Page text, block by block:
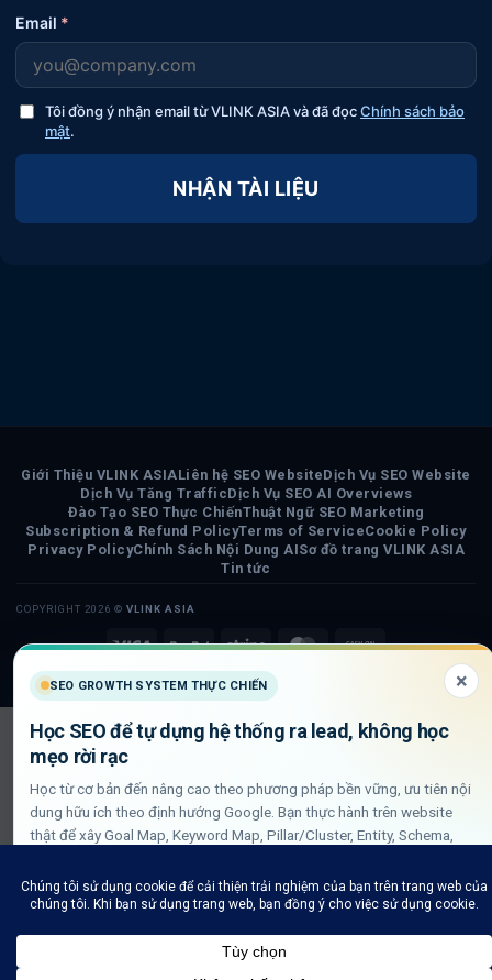
Email *
Tôi đồng ý nhận email từ VLINK ASIA và đã đọcChính sách bảo
mật.
NHẬN TÀI LIỆU
Visa PayPalStripe MasterCard
Cash
Giới Thiệu VLINK ASIALiên hệ SEO WebsiteDịch Vụ SEO Website
Dịch Vụ Tăng TrafficDịch Vụ SEO AI Overviews
Đào Tạo SEO Thực ChiếnThuật Ngữ SEO Marketing
Subscription & Refund PolicyTerms of ServiceCookie Policy
Privacy PolicyChính Sách Nội Dung AISơ đồ trang VLINK ASIA
Tin tức
COPYRIGHT 2026 © VLINK ASIA
SEO GROWTH SYSTEM THỰC CHIẾN ×
Học SEO để tự dựng hệ thống ra lead, không học
mẹo rời rạc
Học từ cơ bản đến nâng cao theo phương pháp bền vững, ưu tiên nội
dung hữu ích theo định hướng Google. Bạn thực hành trên website
thật để xây Goal Map, Keyword Map, Pillar/Cluster, Entity, Schema,
Xem lộ trình học SEO thực chiến